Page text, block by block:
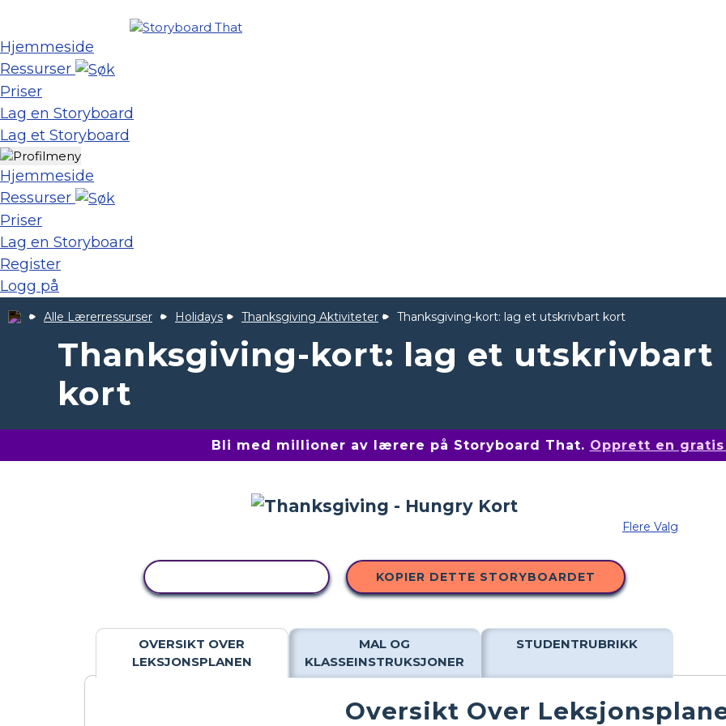
Hjemmeside
Ressurser
Priser
Lag en Storyboard
Lag et Storyboard
Hjemmeside
Ressurser
Priser
Lag en Storyboard
Register
Logg på
Alle Lærerressurser Holidays Thanksgiving Aktiviteter Thanksgiving-kort: lag et utskrivbart kort
Thanksgiving-kort: lag et utskrivbart
kort
Bli med millioner av lærere på Storyboard That. Opprett en
Flere Valg
KOPIER DETTE STORYBOARDET
OVERSIKT OVER
LEKSJONSPLANEN
MAL OG
KLASSEINSTRUKSJONER
STUDENTRUBRIKK
Oversikt Over